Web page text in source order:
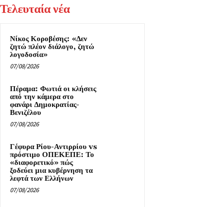
Τελευταία νέα
Νίκος Κοροβέσης: «Δεν
ζητώ πλέον διάλογο, ζητώ
λογοδοσία»
07/08/2026
Πέραμα: Φωτιά οι κλήσεις
από την κάμερα στο
φανάρι Δημοκρατίας-
Βενιζέλου
07/08/2026
Γέφυρα Ρίου-Αντιρρίου vs
πρόστιμο ΟΠΕΚΕΠΕ: Το
«διαφορετικό» πώς
ξοδεύει μια κυβέρνηση τα
λεφτά των Ελλήνων
07/08/2026